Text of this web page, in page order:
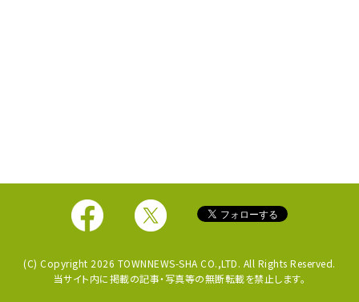
(C) Copyright 2026 TOWNNEWS-SHA CO.,LTD. All Rights Reserved.
当サイト内に掲載の記事・写真等の無断転載を禁止します。